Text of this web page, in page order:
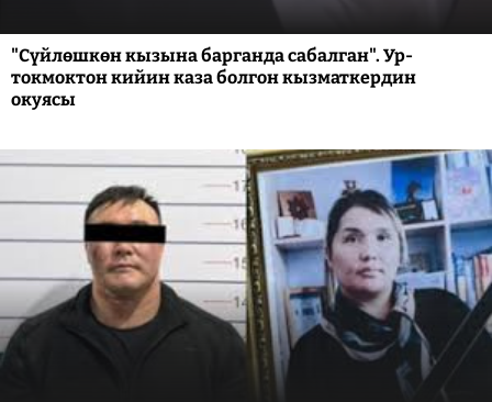
"Сүйлөшкөн кызына барганда сабалган". Ур-
токмоктон кийин каза болгон кызматкердин
окуясы